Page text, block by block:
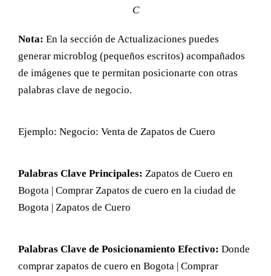
C
Nota: En la sección de Actualizaciones puedes
generar microblog (pequeños escritos) acompañados
de imágenes que te permitan posicionarte con otras
palabras clave de negocio.
Ejemplo: Negocio: Venta de Zapatos de Cuero
Palabras Clave Principales: Zapatos de Cuero en
Bogota | Comprar Zapatos de cuero en la ciudad de
Bogota | Zapatos de Cuero
Palabras Clave de Posicionamiento Efectivo: Donde
comprar zapatos de cuero en Bogota | Comprar